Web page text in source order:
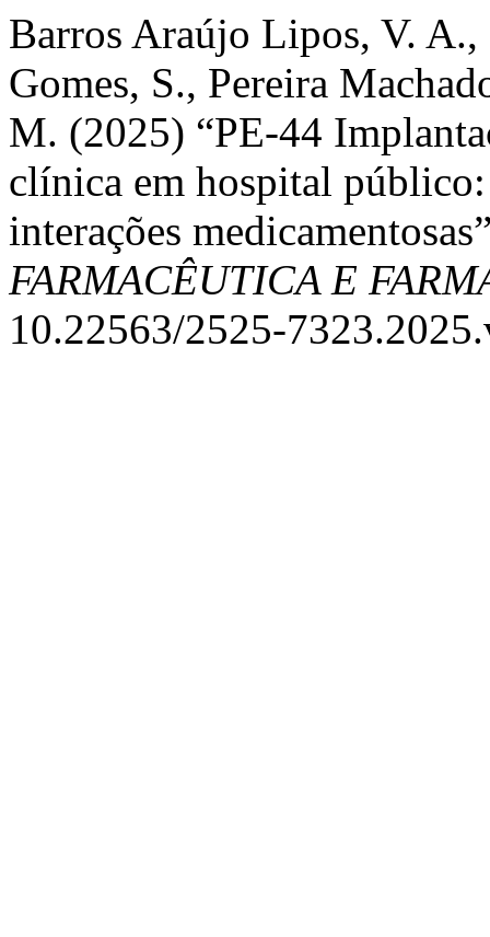
Barros Araújo Lipos, V. A.,
Gomes, S., Pereira
M. (2025) “PE-44
clínica em hospital
interações
FARMACÊUTICA E
10.22563/2525-